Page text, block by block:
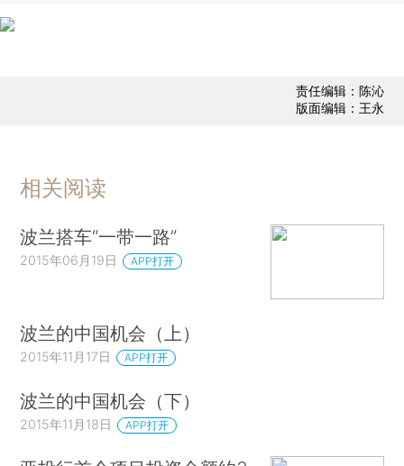
责任编辑：陈沁
版面编辑：王永
相关阅读
波兰搭车“一带一路”
2015年06月19日 APP打开
波兰的中国机会（上）
2015年11月17日 APP打开
波兰的中国机会（下）
2015年11月18日 APP打开